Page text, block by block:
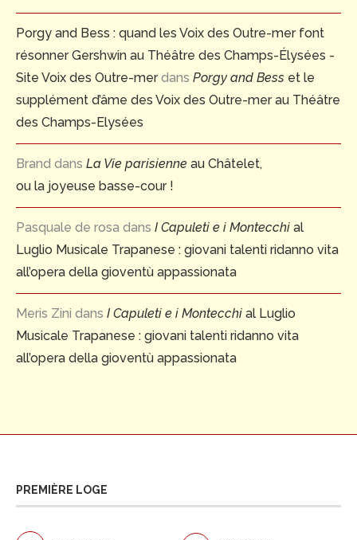
Porgy and Bess : quand les Voix des Outre-mer font
résonner Gershwin au Théâtre des Champs-Élysées -
Site Voix des Outre-merdans Porgy and Bess et le
supplément d’âme des Voix des Outre-mer au Théâtre
des Champs-Elysées
Brand dans La Vie parisienne au Châtelet,
ou la joyeuse basse-cour !
Pasquale de rosa dans I Capuleti e i Montecchi al
Luglio Musicale Trapanese : giovani talenti ridanno vita
all’opera della gioventù appassionata
Meris Zini dans I Capuleti e i Montecchi al Luglio
Musicale Trapanese : giovani talenti ridanno vita
all’opera della gioventù appassionata
PREMIÈRE LOGE